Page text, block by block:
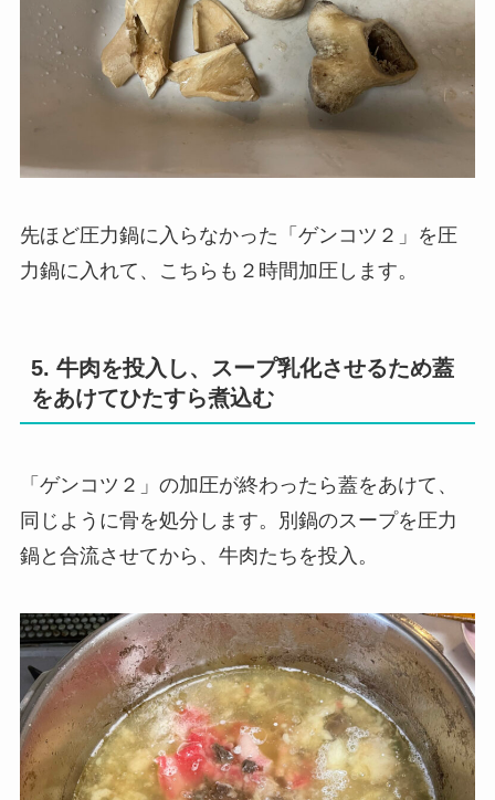
先ほど圧力鍋に入らなかった「ゲンコツ２」を圧
力鍋に入れて、こちらも２時間加圧します。
5. 牛肉を投入し、スープ乳化させるため蓋
をあけてひたすら煮込む
「ゲンコツ２」の加圧が終わったら蓋をあけて、
同じように骨を処分します。別鍋のスープを圧力
鍋と合流させてから、牛肉たちを投入。